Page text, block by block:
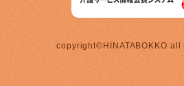
copyright©HINATABOKKO